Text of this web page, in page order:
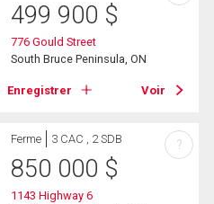
499 900 $
776 Gould Street
South Bruce Peninsula, ON
Enregistrer Voir
Ferme 3 CAC , 2 SDB
850 000 $
1143 Highway 6
?